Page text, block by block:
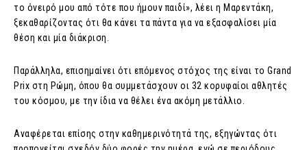
το όνειρό μου από τότε που ήμουν παιδί», λέει η Μαρεντάκη,
ξεκαθαρίζοντας ότι θα κάνει τα πάντα για να εξασφαλίσει μία
θέση και μία διάκριση.
Παράλληλα, επισημαίνει ότι επόμενος στόχος της είναι το Grand
Prix στη Ρώμη, όπου θα συμμετάσχουν οι 32 κορυφαίοι αθλητές
του κόσμου, με την ίδια να θέλει ένα ακόμη μετάλλιο.
Αναφέρεται επίσης στην καθημερινότητά της, εξηγώντας ότι